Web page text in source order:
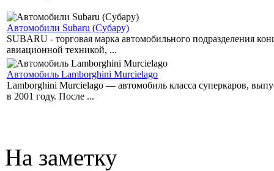
Автомобили Subaru (Субару)
SUBARU - торговая марка автомобильного подразделения
авиационной техникой, ...
Автомобиль Lamborghini Murcielago
Lamborghini Murcielago — автомобиль класса суперкаров,
в 2001 году. После ...
На заметку